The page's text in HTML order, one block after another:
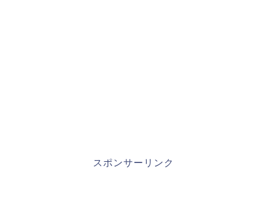
スポンサーリンク